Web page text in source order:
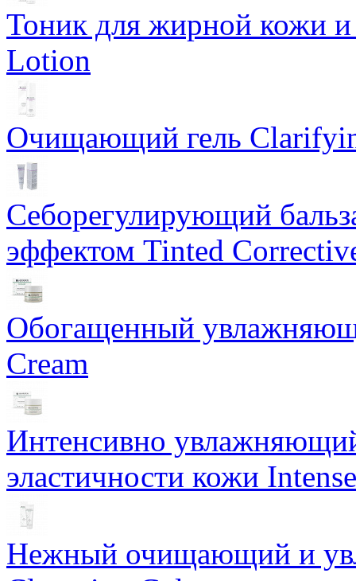
Тоник для жирной кожи
Lotion
Очищающий гель
Себорегулирующий
эффектом Tinted
Обогащенный
Cream
Интенсивно
эластичности кожи
Нежный очищающий и